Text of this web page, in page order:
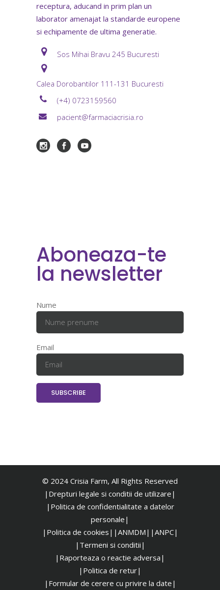
receptura, aducand in prim plan un
laborator amenajat la standarde europene
si echipamente de ultima generatie.
Sos Mihai Bravu 245 Bucuresti
Calea Dorobantilor 111-131 Bucuresti
(+4) 0723159560
pacient@farmaciacrisia.ro
Aboneaza-te
la newsletter
Nume
Email
© 2024 Crisia Farm, All Rights Reserved
|Drepturi legale si conditii de utilizare|
| Politica de confidentialitate a datelor
personale|
|Politica de cookies| |ANMDM| |ANPC|
|Termeni si conditii|
|Raporteaza o reactie adversa|
|Politica de retur|
|Formular de cerere cu privire la date|